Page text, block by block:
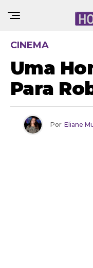
CINEMA
Uma
Para
Por Eliane